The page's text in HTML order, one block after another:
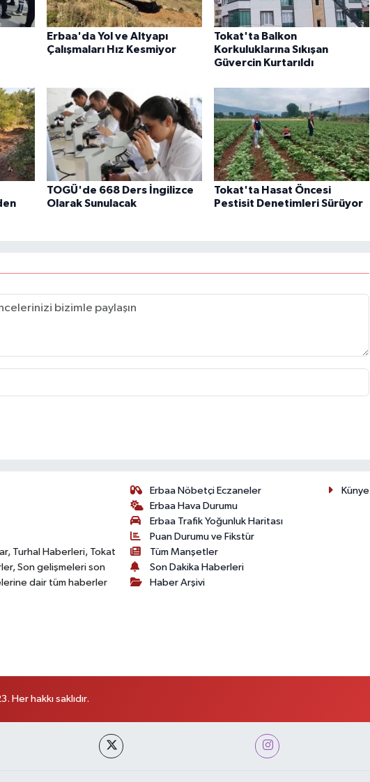
Erbaa'da Yol ve Altyapı
Çalışmaları Hız Kesmiyor
Tokat'ta Balkon
Korkuluklarına Sıkışan
Güvercin Kurtarıldı
TOGÜ'de 668 Ders İngilizce
Olarak Sunulacak
Tokat'ta Hasat Öncesi
Pestisit Denetimleri Sürüyor
Turhal Haberleri, Tokat
Son gelişmeleri son
dair tüm haberler
Erbaa Nöbetçi Eczaneler
Erbaa Hava Durumu
Erbaa Trafik Yoğunluk Haritası
Puan Durumu ve Fikstür
Tüm Manşetler
Son Dakika Haberleri
Haber Arşivi
Künye
hakkı saklıdır.